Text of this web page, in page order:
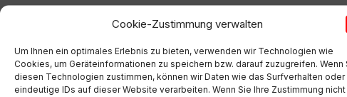
Cookie-Zustimmung verwalten
Um Ihnen ein optimales Erlebnis zu bieten, verwenden wir Technologien wie
Cookies, um Geräteinformationen zu speichern bzw. darauf zuzugreifen. Wenn
diesen Technologien zustimmen, können wir Daten wie das Surfverhalten oder
eindeutige IDs auf dieser Website verarbeiten. Wenn Sie Ihre Zustimmung nicht